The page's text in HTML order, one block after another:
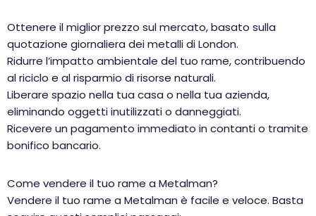
Ottenere il miglior prezzo sul mercato, basato sulla
quotazione giornaliera dei metalli di London.
Ridurre l’impatto ambientale del tuo rame, contribuendo
al riciclo e al risparmio di risorse naturali.
Liberare spazio nella tua casa o nella tua azienda,
eliminando oggetti inutilizzati o danneggiati.
Ricevere un pagamento immediato in contanti o tramite
bonifico bancario.
Come vendere il tuo rame a Metalman?
Vendere il tuo rame a Metalman è facile e veloce. Basta